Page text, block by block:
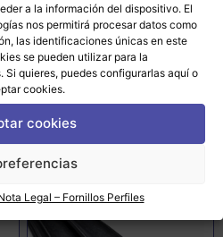
a la información del dispositivo. El
nos permitirá procesar datos como
las identificaciones únicas en este
se pueden utilizar para la
Si quieres, puedes configurarlas aquí o
cookies.
cookies
Legal – Fornillos Perfiles
300-69